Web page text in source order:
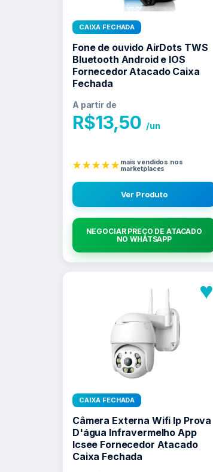
CAIXA FECHADA
Fone de ouvido AirDots TWS
Bluetooth Android e IOS
Fornecedor Atacado Caixa
Fechada
A partir de
R$13,50 /un
★★★★★mais vendidos nos
marketplaces
Ver Produto
NEGOCIAR PREÇO DE ATACADO
NO WHATSAPP
♥
CAIXA FECHADA
Câmera Externa Wifi Ip Prova
D'água Infravermelho App
Icsee Fornecedor Atacado
Caixa Fechada